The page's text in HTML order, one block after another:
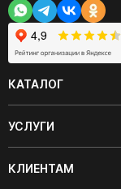
КАТАЛОГ
УСЛУГИ
КЛИЕНТАМ